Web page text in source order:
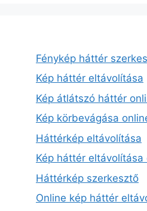
Fénykép háttér
Kép háttér eltávolítása
Kép átlátszó háttér
Kép körbevágása
Háttérkép eltávolítása
Kép háttér eltávolítása
Háttérkép szerkesztő
Online kép háttér